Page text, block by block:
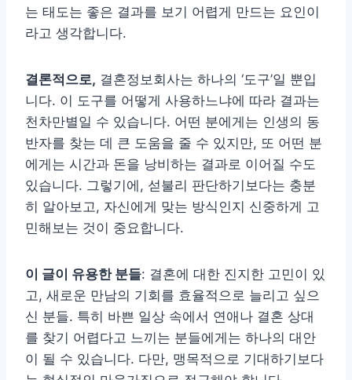
는 태도는 좋은 결과를 보기 어렵게 만드는 요인이
라고 생각합니다.
결론적으로, 결혼정보회사는 하나의 ‘도구’일 뿐입
니다. 이 도구를 어떻게 사용하느냐에 따라 결과는
천차만별일 수 있습니다. 어떤 분에게는 인생의 동
반자를 찾는 데 큰 도움을 줄 수 있지만, 또 어떤 분
에게는 시간과 돈을 낭비하는 결과로 이어질 수도
있습니다. 그렇기에, 섣불리 판단하기보다는 충분
히 알아보고, 자신에게 맞는 방식인지 신중하게 고
민해보는 것이 중요합니다.
이 글이 유용한 분들: 결혼에 대한 진지한 고민이 있
고, 새로운 만남의 기회를 효율적으로 늘리고 싶으
신 분들. 특히 바쁜 일상 속에서 연애나 결혼 상대
를 찾기 어렵다고 느끼는 분들에게는 하나의 대안
이 될 수 있습니다. 다만, 맹목적으로 기대하기보다